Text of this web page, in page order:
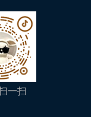
一扫